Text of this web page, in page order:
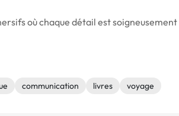
où chaque détail est
communication livres voyage